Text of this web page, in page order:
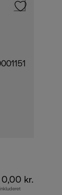
0,00 kr.